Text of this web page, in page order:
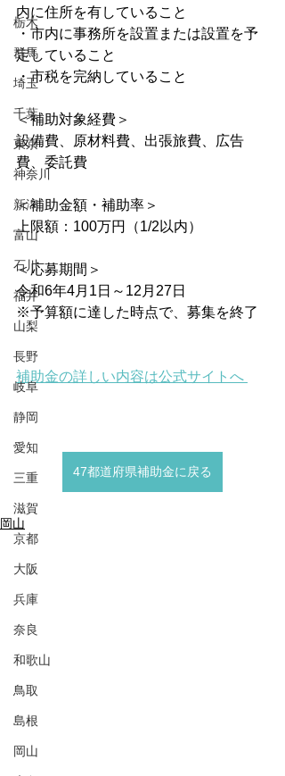
栃木
群馬
埼玉
千葉
東京
神奈川
新潟
富山
石川
福井
山梨
長野
岐阜
静岡
愛知
三重
滋賀
京都
大阪
兵庫
奈良
和歌山
鳥取
島根
岡山
内に住所を有していること
・市内に事務所を設置または設置を予
定していること
・市税を完納していること
＜補助対象経費＞
設備費、原材料費、出張旅費、広告
費、委託費
＜補助金額・補助率＞
上限額：100万円（1/2以内）
＜応募期間＞
令和6年4月1日～12月27日
※予算額に達した時点で、募集を終了
補助金の詳しい内容は公式サイトへ
47都道府県補助金に戻る
岡山